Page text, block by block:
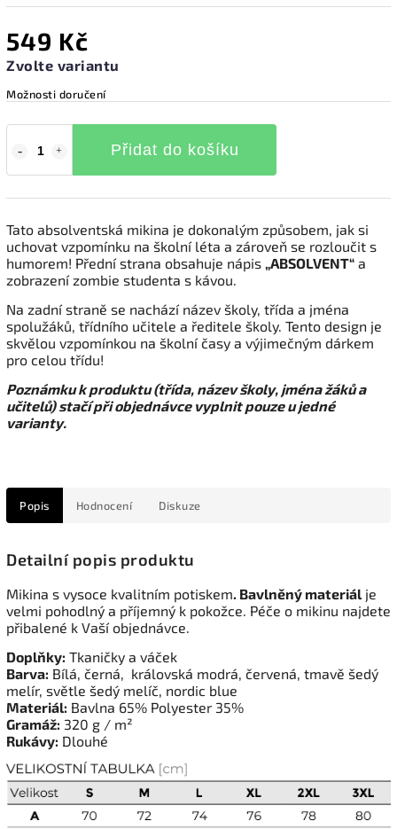
549 Kč
Zvolte variantu
Možnosti doručení
Přidat do košíku
Tato absolventská mikina je dokonalým způsobem, jak si
uchovat vzpomínku na školní léta a zároveň se rozloučit s
humorem! Přední strana obsahuje nápis „ABSOLVENT“ a
zobrazení zombie studenta s kávou.
Na zadní straně se nachází název školy, třída a jména
spolužáků, třídního učitele a ředitele školy. Tento design je
skvělou vzpomínkou na školní časy a výjimečným dárkem
pro celou třídu!
Poznámku k produktu (třída, název školy, jména žáků a
učitelů) stačí při objednávce vyplnit pouze u jedné
varianty.
Popis Hodnocení Diskuze
Detailní popis produktu
Mikina s vysoce kvalitním potiskem. Bavlněný materiál je
velmi pohodlný a příjemný k pokožce. Péče o mikinu najdete
přibalené k Vaší objednávce.
Doplňky: Tkaničky a váček
Barva: Bílá, černá, královská modrá, červená, tmavě šedý
melír, světle šedý melíč, nordic blue
Materiál: Bavlna 65% Polyester 35%
Gramáž: 320 g / m²
Rukávy: Dlouhé